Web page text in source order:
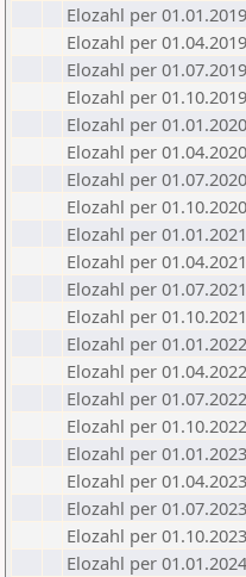
Elozahl per 01.01.2019
Elozahl per 01.04.2019
Elozahl per 01.07.2019
Elozahl per 01.10.2019
Elozahl per 01.01.2020
Elozahl per 01.04.2020
Elozahl per 01.07.2020
Elozahl per 01.10.2020
Elozahl per 01.01.2021
Elozahl per 01.04.2021
Elozahl per 01.07.2021
Elozahl per 01.10.2021
Elozahl per 01.01.2022
Elozahl per 01.04.2022
Elozahl per 01.07.2022
Elozahl per 01.10.2022
Elozahl per 01.01.2023
Elozahl per 01.04.2023
Elozahl per 01.07.2023
Elozahl per 01.10.2023
Elozahl per 01.01.2024